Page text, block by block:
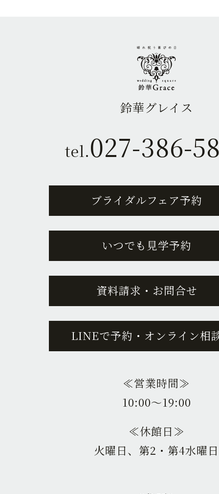
鈴華グレイス
tel.027-386-
ブライダルフェア予約
いつでも見学予約
資料請求・お問合せ
LINEで予約・オンライン相
≪営業時間≫
10:00〜19:00
≪休館日≫
火曜日、第2・第4水曜日